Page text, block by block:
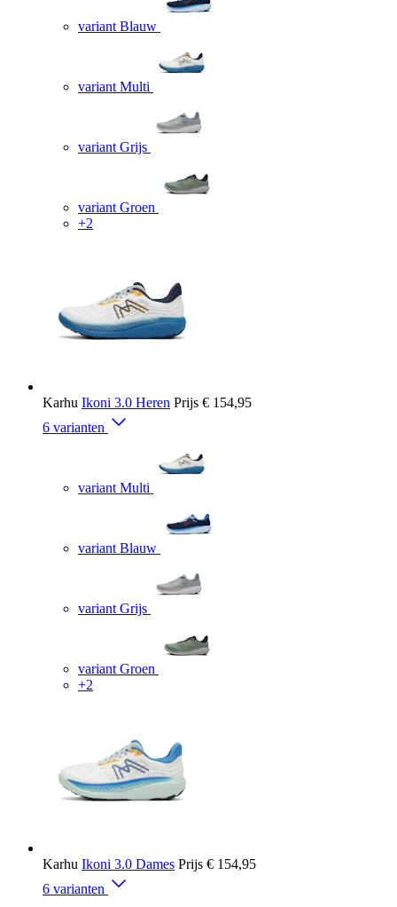
variant Blauw
variant Multi
variant Grijs
variant Groen
+2
Karhu Ikoni 3.0 Heren Prijs € 154,95
6 varianten
variant Multi
variant Blauw
variant Grijs
variant Groen
+2
Karhu Ikoni 3.0 Dames Prijs € 154,95
6 varianten